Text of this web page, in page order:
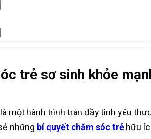
trẻ sơ sinh khỏe
một hành trình tràn đầy tình yêu
những bí quyết chăm sóc trẻ hữu